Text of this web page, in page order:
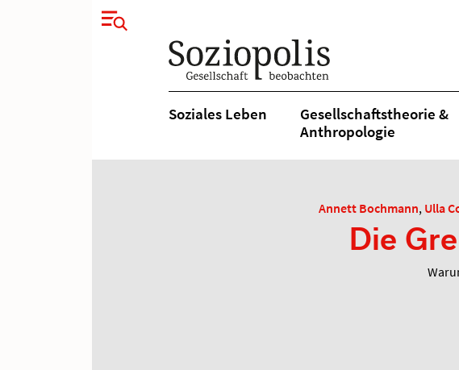
Soziales Leben
Gesellschaftstheorie &
Anthropologie
Annett Bochmann, Ulla
Die